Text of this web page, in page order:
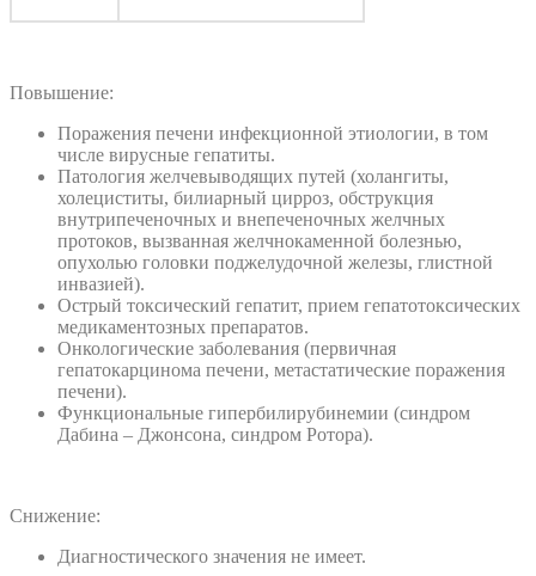
Повышение:
Поражения печени инфекционной этиологии, в том
числе вирусные гепатиты.
Патология желчевыводящих путей (холангиты,
холециститы, билиарный цирроз, обструкция
внутрипеченочных и внепеченочных желчных
протоков, вызванная желчнокаменной болезнью,
опухолью головки поджелудочной железы, глистной
инвазией).
Острый токсический гепатит, прием гепатотоксических
медикаментозных препаратов.
Онкологические заболевания (первичная
гепатокарцинома печени, метастатические поражения
печени).
Функциональные гипербилирубинемии (синдром
Дабина – Джонсона, синдром Ротора).
Снижение:
Диагностического значения не имеет.